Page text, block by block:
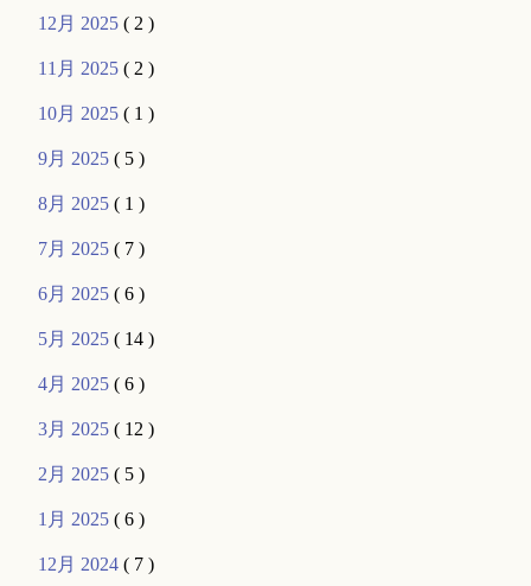
12月 2025( 2 )
11月 2025( 2 )
10月 2025( 1 )
9月 2025( 5 )
8月 2025( 1 )
7月 2025( 7 )
6月 2025( 6 )
5月 2025( 14 )
4月 2025( 6 )
3月 2025( 12 )
2月 2025( 5 )
1月 2025( 6 )
12月 2024( 7 )